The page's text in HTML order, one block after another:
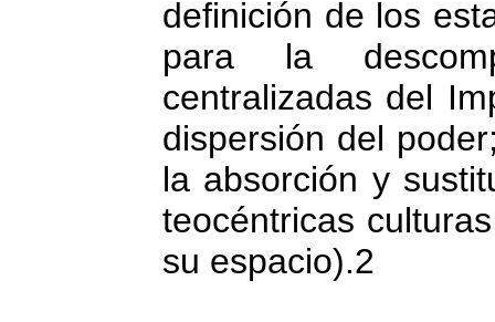
definición de los
para la
centralizadas del
dispersión del
la absorción y
teocéntricas
su espacio).2